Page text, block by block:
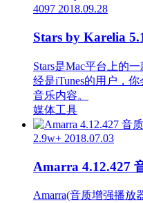
4097 2018.09.28
Stars by Karelia
Stars是Mac平台上的
经是iTunes的用户，
音乐内容。
媒体工具
2.9w+ 2018.07.03
Amarra 4.12.427
Amarra(音质增强播放